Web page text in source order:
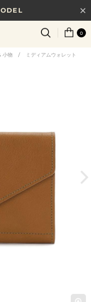
以上で送料無料
いギフトガイド
0
小物 / ミディアムウォレット